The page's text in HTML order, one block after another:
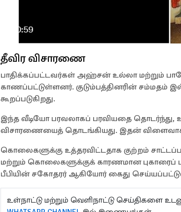
தீவிர விசாரணை
பாதிக்கப்பட்டவர்கள் அஹ்சன் உல்லா மற்றும்
காணப்பட்டுள்ளனர். குடும்பத்தினரின்
கூறப்படுகிறது.
இந்த வீடியோ பரவலாகப் பரவியதை தொடர்ந்து,
விசாரணையைத் தொடங்கியது. இதன்
கொலைகளுக்கு உத்தரவிட்டதாக குற்றம்
மற்றும் கொலைகளுக்குக் காரணமான புகாரைப்
பீபியின் சகோதரர் ஆகியோர் கைது
உள்நாட்டு மற்றும் வெளிநாட்டு செய்திகளை